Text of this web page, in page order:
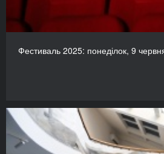
Фестиваль 2025: понеділок, 9